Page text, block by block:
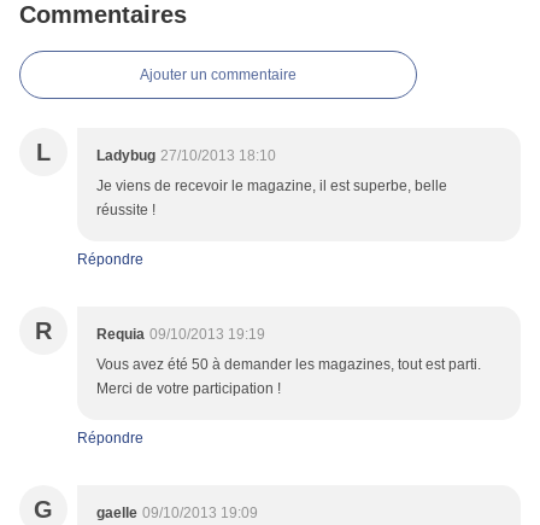
Commentaires
Ajouter un commentaire
L Ladybug 27/10/2013 18:10
Je viens de recevoir le magazine, il est superbe, belle
réussite !
Répondre
R Requia 09/10/2013 19:19
Vous avez été 50 à demander les magazines, tout est parti.
Merci de votre participation !
Répondre
G gaelle 09/10/2013 19:09